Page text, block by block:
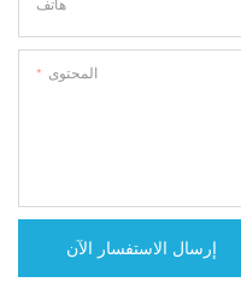
هاتف
المحتوى
إرسال الاستفسار الآن